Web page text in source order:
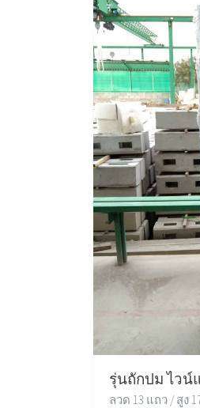
รุ่นถักปม ไวน์
ลวด 13 แถว / สูง